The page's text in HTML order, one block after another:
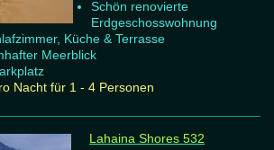
Schön renovierte
Erdgeschosswohnung
Küche & Terrasse
Meerblick
Nacht für 1 - 4 Personen
Lahaina Shores 532